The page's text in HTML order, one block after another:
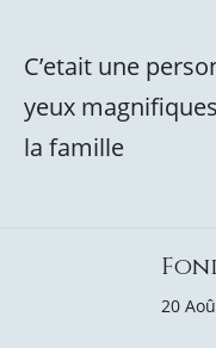
C’etait une
yeux
la famille
20